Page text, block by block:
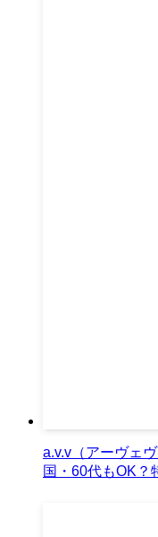
a.v.v（アーヴェ
国・60代もOK？